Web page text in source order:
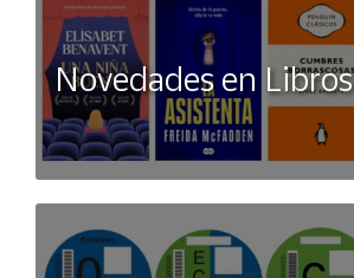
Novedades en Libros